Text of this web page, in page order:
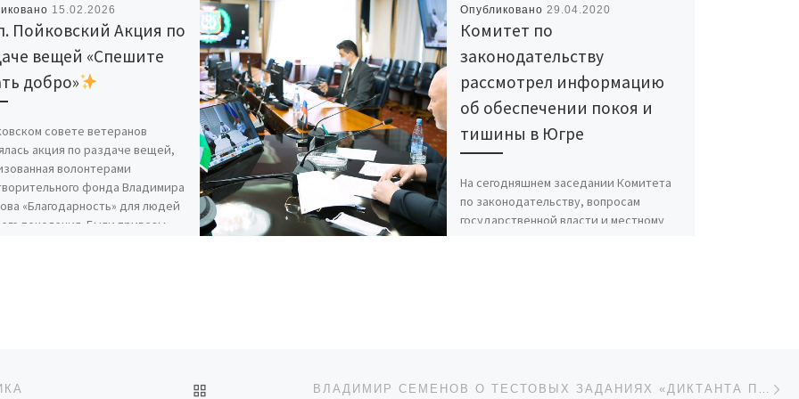
15.02.2026
Пойковский Акция по
вещей «Спешите
добро»
совете ветеранов
акция по раздаче вещей,
волонтерами
фонда Владимира
«Благодарность» для людей
поколения. Были привезы
Опубликовано 29.04.2020
Комитет по
законодательству
рассмотрел информацию
об обеспечении покоя и
тишины в Югре
На сегодняшнем заседании Комитета
по законодательству, вопросам
государственной власти и местному
ОБРАТНО К СПИСКУ ЗАПИСЕЙ ВЛАДИМИР СЕМЕНОВ О ТЕСТОВЫХ ЗАДАНИЯХ «ДИКТАНТА ПОБЕДЫ»